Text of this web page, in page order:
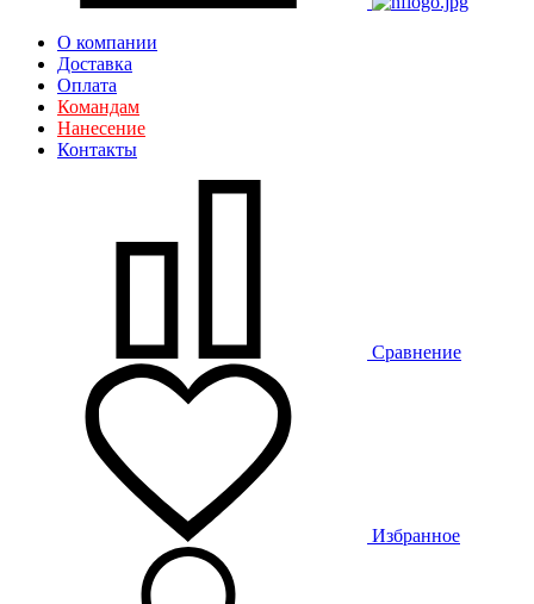
О компании
Доставка
Оплата
Командам
Нанесение
Контакты
Сравнение
Избранное